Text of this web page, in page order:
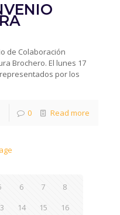
de Colaboración
Brochero. El lunes 17
por los
0 Read more
6 7
8
14 15
16